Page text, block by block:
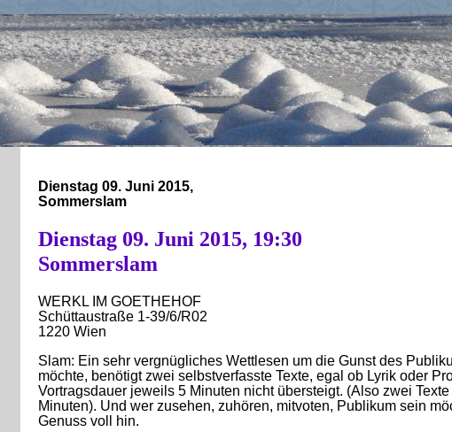
Dienstag 09. Juni 2015,
Sommerslam
Dienstag 09. Juni 2015, 19:30
Sommerslam
WERKL IM GOETHEHOF
Schüttaustraße 1-39/6/R02
1220 Wien
Slam: Ein sehr vergnügliches Wettlesen um die Gunst des
möchte, benötigt zwei selbstverfasste Texte, egal ob Lyrik oder
Vortragsdauer jeweils 5 Minuten nicht übersteigt. (Also zwei
Minuten). Und wer zusehen, zuhören, mitvoten, Publikum sein
Genuss voll hin.